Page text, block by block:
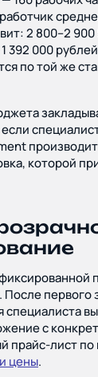
2 800–2 900
392 000
по той же
которой
первого
специалиста
с
прайс-лист
цены.